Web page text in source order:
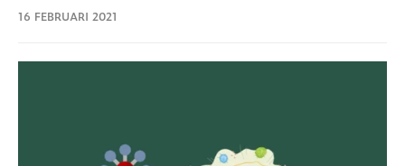
16 FEBRUARI 2021